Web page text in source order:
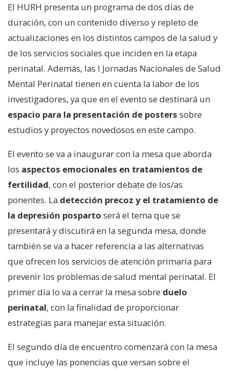
El HURH presenta un programa de dos días de
duración, con un contenido diverso y repleto de
actualizaciones en los distintos campos de la salud y
de los servicios sociales que inciden en la etapa
perinatal. Además, las I Jornadas Nacionales de Salud
Mental Perinatal tienen en cuenta la labor de los
investigadores, ya que en el evento se destinará un
espacio para la presentación de posters sobre
estudios y proyectos novedosos en este campo.
El evento se va a inaugurar con la mesa que aborda
los aspectos emocionales en tratamientos de
fertilidad, con el posterior debate de los/as
ponentes. La detección precoz y el tratamiento de
la depresión posparto será el tema que se
presentará y discutirá en la segunda mesa, donde
también se va a hacer referencia a las alternativas
que ofrecen los servicios de atención primaria para
prevenir los problemas de salud mental perinatal. El
primer día lo va a cerrar la mesa sobre duelo
perinatal, con la finalidad de proporcionar
estrategias para manejar esta situación.
El segundo día de encuentro comenzará con la mesa
que incluye las ponencias que versan sobre el